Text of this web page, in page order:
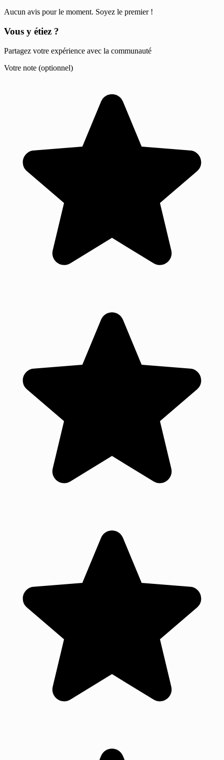
Aucun avis pour le moment. Soyez le premier !
Vous y étiez ?
Partagez votre expérience avec la communauté
Votre note (optionnel)